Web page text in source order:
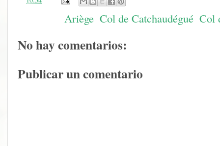
Ariège Col de Catchaudégué Col
No hay comentarios:
Publicar un comentario